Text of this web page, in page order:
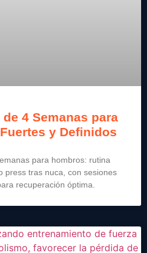
4 Semanas para
y Definidos
para hombros: rutina
press tras nuca, con sesiones
recuperación óptima.